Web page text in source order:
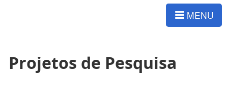
MENU
Projetos de Pesquisa